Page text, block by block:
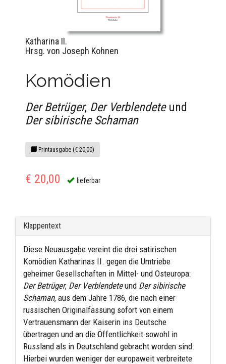
Katharina II.
Hrsg. von Joseph Kohnen
Komödien
Der Betrüger, Der Verblendeteund
Der sibirische Schaman
Printausgabe (€ 20,00)
€ 20,00 lieferbar
Klappentext
Diese Neuausgabe vereint die drei satirischen
Komödien Katharinas II. gegen die Umtriebe
geheimer Gesellschaften in Mittel- und Osteuropa:
Der Betrüger, Der Verblendeteund Der sibirische
Schaman, aus dem Jahre 1786, die nach einer
russischen Originalfassung sofort von einem
Vertrauensmann der Kaiserin ins Deutsche
übertragen und an die Öffentlichkeit sowohl in
Russland als in Deutschland gebracht worden sind.
Hierbei wurden weniger der europaweit verbreitete